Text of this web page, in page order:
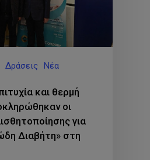
Δράσεις Νέα
και θερμή
οι
για
Διαβήτη» στη